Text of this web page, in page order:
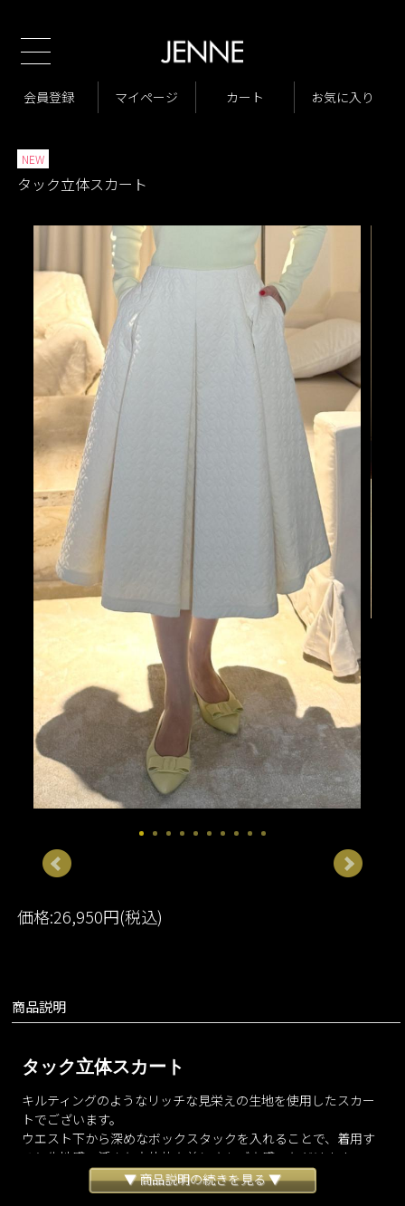
会員登録 マイページ カート お気に入り
TOP
商品一覧 > スカート > フレアスカート
JENNE Summer Fair
NEW
タック立体スカート
価格:26,950円(税込)
商品説明
タック立体スカート
キルティングのようなリッチな見栄えの生地を使用したスカー
トでございます。
ウエスト下から深めなボックスタックを入れることで、着用す
ると生地感の活きた立体的な美しさをご実感いただけます。
足さばきのよい程よい着丈で設定しウエスト部分はスッキリと
したデザインにいたしました。
▼ 商品説明の続きを見る ▼